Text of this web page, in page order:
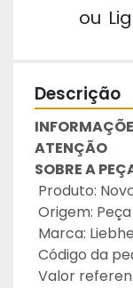
ou
Descrição
ATENÇÃO
SOBRE A
Produto:
Origem:
Marca:
Código da
Valor